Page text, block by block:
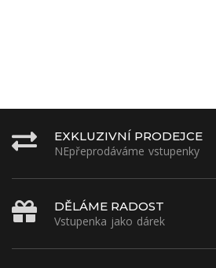
EXKLUZIVNÍ PRODEJCE
NEpřeprodáváme vstupenky
DĚLÁME RADOST
Vstupenka jako dárek